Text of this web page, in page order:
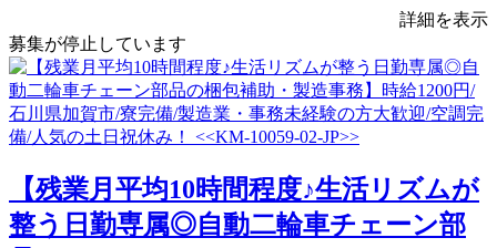
詳細を表示
募集が停止しています
【残業月平均10時間程度♪生活リズムが
整う日勤専属◎自動二輪車チェーン部